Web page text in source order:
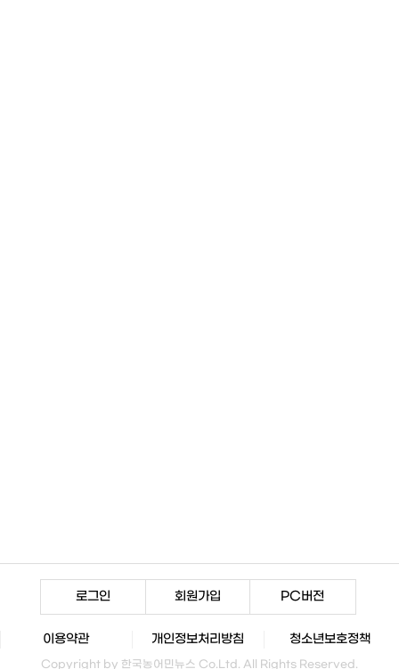
로그인 회원가입 PC버전
이용약관 개인정보처리방침 청소년보호정책
Copyright by 한국농어민뉴스 Co.Ltd. All Rights Reserved.